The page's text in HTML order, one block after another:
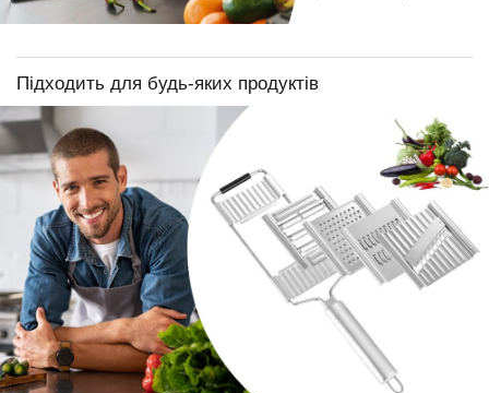
Підходить для будь-яких продуктів